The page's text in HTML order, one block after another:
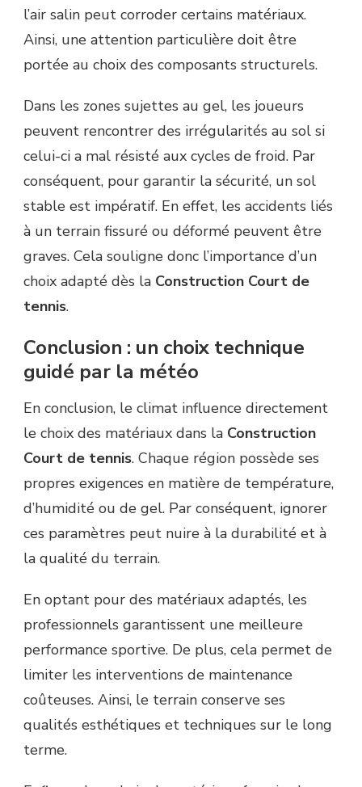
l’air salin peut corroder certains matériaux.
Ainsi, une attention particulière doit être
portée au choix des composants structurels.
Dans les zones sujettes au gel, les joueurs
peuvent rencontrer des irrégularités au sol si
celui-ci a mal résisté aux cycles de froid. Par
conséquent, pour garantir la sécurité, un sol
stable est impératif. En effet, les accidents liés
à un terrain fissuré ou déformé peuvent être
graves. Cela souligne donc l’importance d’un
choix adapté dès la Construction Court de
tennis.
Conclusion : un choix technique
guidé par la météo
En conclusion, le climat influence directement
le choix des matériaux dans la Construction
Court de tennis. Chaque région possède ses
propres exigences en matière de température,
d’humidité ou de gel. Par conséquent, ignorer
ces paramètres peut nuire à la durabilité et à
la qualité du terrain.
En optant pour des matériaux adaptés, les
professionnels garantissent une meilleure
performance sportive. De plus, cela permet de
limiter les interventions de maintenance
coûteuses. Ainsi, le terrain conserve ses
qualités esthétiques et techniques sur le long
terme.